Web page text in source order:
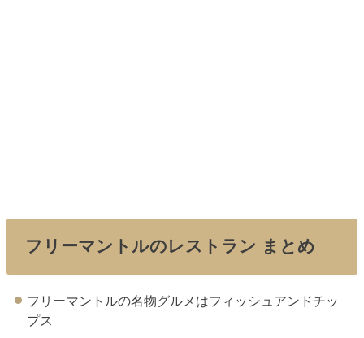
フリーマントルのレストラン まとめ
フリーマントルの名物グルメはフィッシュアンドチッ
プス